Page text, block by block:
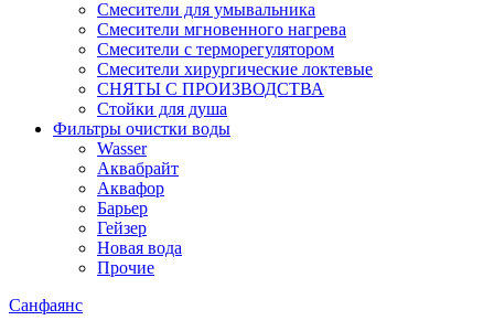
Смесители для умывальника
Смесители мгновенного нагрева
Смесители с терморегулятором
Смесители хирургические локтевые
СНЯТЫ С ПРОИЗВОДСТВА
Стойки для душа
Фильтры очистки воды
Wasser
Аквабрайт
Аквафор
Барьер
Гейзер
Новая вода
Прочие
Санфаянс